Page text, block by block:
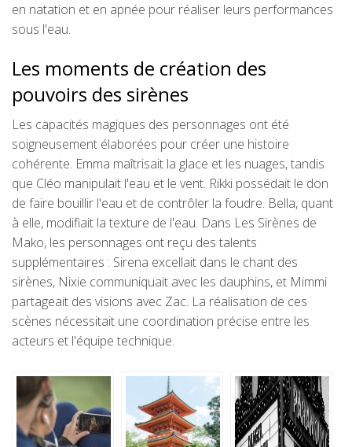
en natation et en apnée pour réaliser leurs performances
sous l'eau.
Les moments de création des
pouvoirs des sirènes
Les capacités magiques des personnages ont été
soigneusement élaborées pour créer une histoire
cohérente. Emma maîtrisait la glace et les nuages, tandis
que Cléo manipulait l'eau et le vent. Rikki possédait le don
de faire bouillir l'eau et de contrôler la foudre. Bella, quant
à elle, modifiait la texture de l'eau. Dans Les Sirènes de
Mako, les personnages ont reçu des talents
supplémentaires : Sirena excellait dans le chant des
sirènes, Nixie communiquait avec les dauphins, et Mimmi
partageait des visions avec Zac. La réalisation de ces
scènes nécessitait une coordination précise entre les
acteurs et l'équipe technique.